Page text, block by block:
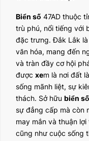
Biển số 47AD thuộc
trù phú, nổi tiếng với
đặc trưng. Đắk Lắk là
văn hóa, mang đến
và tràn đầy cơ hội
được xem là nơi đất
sống mãnh liệt, sự
thách. Sở hữu biển số
sự đẳng cấp mà còn
may mắn và thuận
cũng như cuộc sống